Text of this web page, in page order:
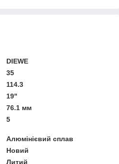
DIEWE
35
114.3
19"
76.1 мм
5
Алюмінієвий сплав
Новий
Литий